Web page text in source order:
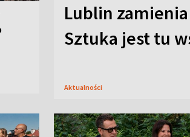
Lublin
Sztuka jest tu
Aktualności